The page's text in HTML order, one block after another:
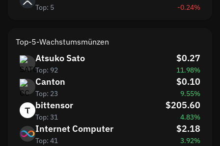
Top: 5 -0.24%
Top-5-Wachstumsmünzen
Atsuko Sato
Top: 92
$0.27
11.98%
Canton
Top: 23
$0.10
9.55%
bittensor
Top: 31
$205.60
4.83%
Internet Computer
Top: 41
$2.18
3.92%